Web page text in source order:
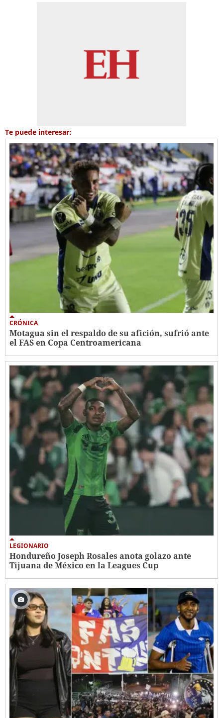
Te puede interesar:
CRÓNICA
Motagua sin el respaldo de su afición, sufrió ante
el FAS en Copa Centroamericana
LEGIONARIO
Hondureño Joseph Rosales anota golazo ante
Tijuana de México en la Leagues Cup